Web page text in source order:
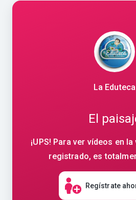
La Eduteca
El
¡UPS! Para ver vídeos en
registrado, es
Regístrate